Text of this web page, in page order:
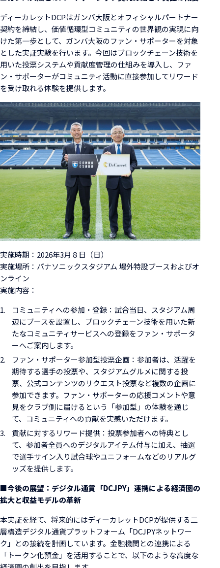
ディーカレットDCPはガンバ大阪とオフィシャルパートナー
契約を締結し、価値循環型コミュニティの世界観の実現に向
けた第一歩として、ガンバ大阪のファン・サポーターを対象
とした実証実験を行います。今回はブロックチェーン技術を
用いた投票システムや貢献度管理の仕組みを導入し、ファ
ン・サポーターがコミュニティ活動に直接参加してリワード
を受け取れる体験を提供します。
実施時期：2026年3月８日（日）
実施場所：パナソニックスタジアム 場外特設ブースおよびオ
ンライン
実施内容：
コミュニティへの参加・登録：試合当日、スタジアム周
辺にブースを設置し、ブロックチェーン技術を用いた新
たなコミュニティサービスへの登録をファン・サポータ
ーへご案内します。
ファン・サポーター参加型投票企画：参加者は、活躍を
期待する選手の投票や、スタジアムグルメに関する投
票、公式コンテンツのリクエスト投票など複数の企画に
参加できます。ファン・サポーターの応援コメントや意
見をクラブ側に届けるという「参加型」の体験を通じ
て、コミュニティへの貢献を実感いただけます。
貢献に対するリワード提供：投票参加者への特典とし
て、参加者全員へのデジタルアイテム付与に加え、抽選
で選手サイン入り試合球やユニフォームなどのリアルグ
ッズを提供します。
■今後の展望：デジタル通貨「DCJPY」連携による経済圏の
拡大と収益モデルの革新
本実証を経て、将来的にはディーカレットDCPが提供する二
層構造デジタル通貨プラットフォーム「DCJPYネットワー
ク」との接続を計画しています。金融機関との連携による
「トークン化預金」を活用することで、以下のような高度な